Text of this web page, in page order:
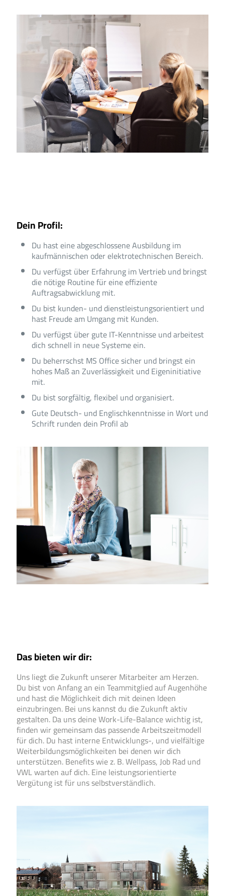
Dein Profil:
Du hast eine abgeschlossene Ausbildung im
kaufmännischen oder elektrotechnischen Bereich.
Du verfügst über Erfahrung im Vertrieb und bringst
die nötige Routine für eine effiziente
Auftragsabwicklung mit.
Du bist kunden- und dienstleistungsorientiert und
hast Freude am Umgang mit Kunden.
Du verfügst über gute IT-Kenntnisse und arbeitest
dich schnell in neue Systeme ein.
Du beherrschst MS Office sicher und bringst ein
hohes Maß an Zuverlässigkeit und Eigeninitiative
mit.
Du bist sorgfältig, flexibel und organisiert.
Gute Deutsch- und Englischkenntnisse in Wort und
Schrift runden dein Profil ab
Das bieten wir dir:
Uns liegt die Zukunft unserer Mitarbeiter am Herzen.
Du bist von Anfang an ein Teammitglied auf Augenhöhe
und hast die Möglichkeit dich mit deinen Ideen
einzubringen. Bei uns kannst du die Zukunft aktiv
gestalten. Da uns deine Work-Life-Balance wichtig ist,
finden wir gemeinsam das passende Arbeitszeitmodell
für dich. Du hast interne Entwicklungs-, und vielfältige
Weiterbildungsmöglichkeiten bei denen wir dich
unterstützen. Benefits wie z. B. Wellpass, Job Rad und
VWL warten auf dich. Eine leistungsorientierte
Vergütung ist für uns selbstverständlich.